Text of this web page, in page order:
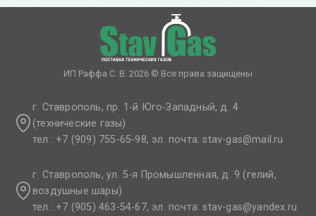
ИП Раффа С. В. 2026 © Все права защищены
г. Ставрополь, пр. 1-й Юго-Западный, д. 4
(технические газы)
тел.: +7 (909) 755-65-98, эл. почта: stav-gas@mail.ru​
г. Ставрополь, ул. 5-я Промышленная, д. 9 (гелий,
воздушные шары)
тел.: +7 (905) 463-54-67, эл. почта: stav-gas@yandex.ru​